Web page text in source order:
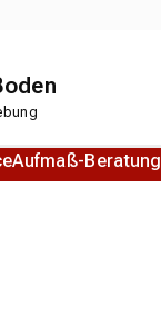
Aufmaß-Beratung